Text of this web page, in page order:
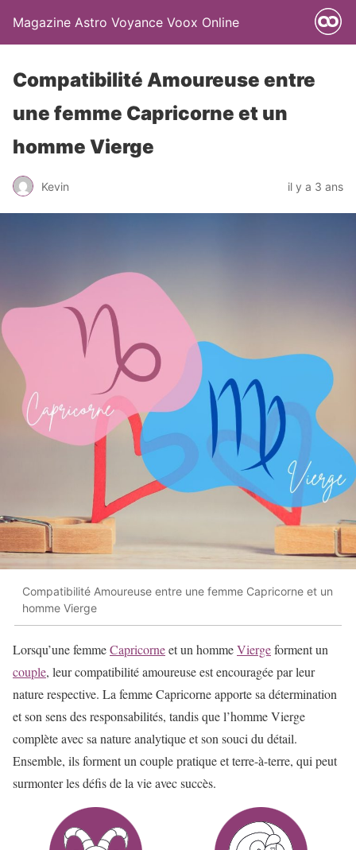
Magazine Astro Voyance Voox Online
Compatibilité Amoureuse entre
une femme Capricorne et un
homme Vierge
Kevin il y a 3 ans
Compatibilité Amoureuse entre une femme Capricorne et un
homme Vierge
Lorsqu’une femmeCapricorneet un hommeViergeforment un
couple, leur compatibilité amoureuse est encouragée par leur
nature respective. La femme Capricorne apporte sa détermination
et son sens des responsabilités, tandis que l’homme Vierge
complète avec sa nature analytique et son souci du détail.
Ensemble, ils forment un couple pratique et terre-à-terre, qui peut
surmonter les défis de la vie avec succès.